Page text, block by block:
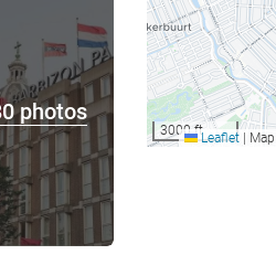
photos
3000 ftLeaflet